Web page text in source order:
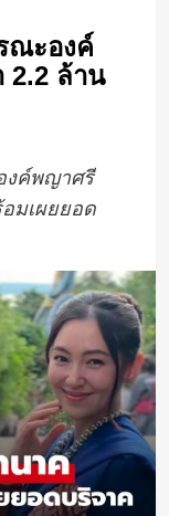
ณะองค์
2.2 ล้าน
งค์พญาศรี
มเผยยอด